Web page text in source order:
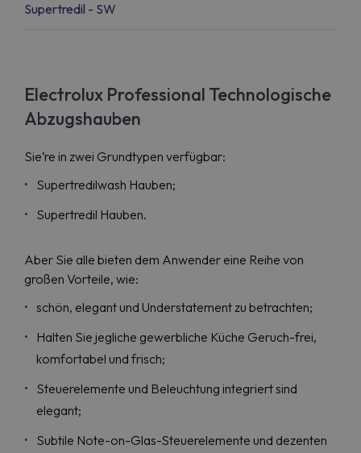
Supertredil - SW
Electrolux Professional Technologische
Abzugshauben
Sie’re in zwei Grundtypen verfügbar:
Supertredilwash Hauben;
Supertredil Hauben.
Aber Sie alle bieten dem Anwender eine Reihe von
großen Vorteile, wie:
schön, elegant und Understatement zu betrachten;
Halten Sie jegliche gewerbliche Küche Geruch-frei,
komfortabel und frisch;
Steuerelemente und Beleuchtung integriert sind
elegant;
Subtile Note-on-Glas-Steuerelemente und dezenten